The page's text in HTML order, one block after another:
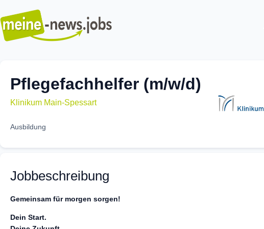
Pflegefachhelfer (m/w/d)
Klinikum Main-Spessart
Ausbildung
Jobbeschreibung
Gemeinsam für morgen sorgen!
Dein Start.